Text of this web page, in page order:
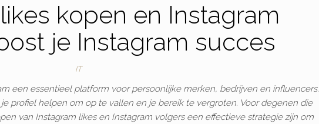
kopen en Instagram
je Instagram succes
IT
een essentieel platform voor persoonlijke merken, bedrijven en influencers.
profiel helpen om op te vallen en je bereik te vergroten. Voor degenen die
van Instagram likes en Instagram volgers een effectieve strategie zijn om